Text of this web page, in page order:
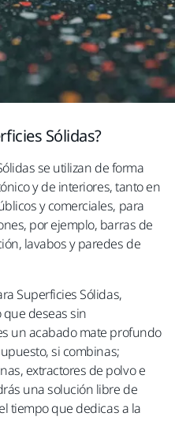
Sólidas?
se utilizan de forma
y de interiores, tanto en
y comerciales, para
por ejemplo, barras de
lavabos y paredes de
Superficies Sólidas,
deseas sin
un acabado mate profundo
si combinas;
extractores de polvo e
una solución libre de
tiempo que dedicas a la